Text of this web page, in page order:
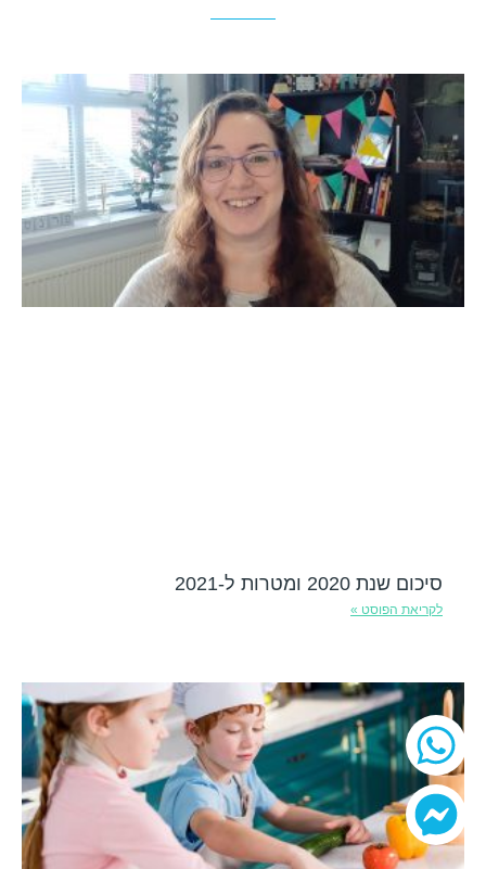
סיכום שנת 2020 ומטרות ל-2021
לקריאת הפוסט »